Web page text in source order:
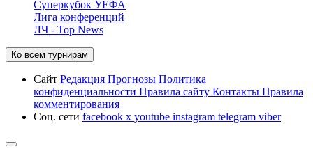
Суперкубок УЕФА
Лига конференций
ЛЧ - Top News
Ко всем турнирам
Сайт Редакция Прогнозы Политика
конфиденциальности Правила сайту Контакты Правила
комментирования
Соц. сети facebook x youtube instagram telegram viber